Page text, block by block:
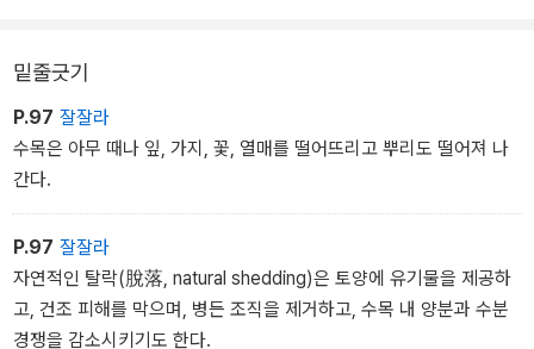
밑줄긋기
P.97 잘잘라
수목은 아무 때나 잎, 가지, 꽃, 열매를 떨어뜨리고 뿌리도 떨어져 나
간다.
P.97 잘잘라
자연적인 탈락(脫落, natural shedding)은 토양에 유기물을 제공하
고, 건조 피해를 막으며, 병든 조직을 제거하고, 수목 내 양분과 수분
경쟁을 감소시키기도 한다.